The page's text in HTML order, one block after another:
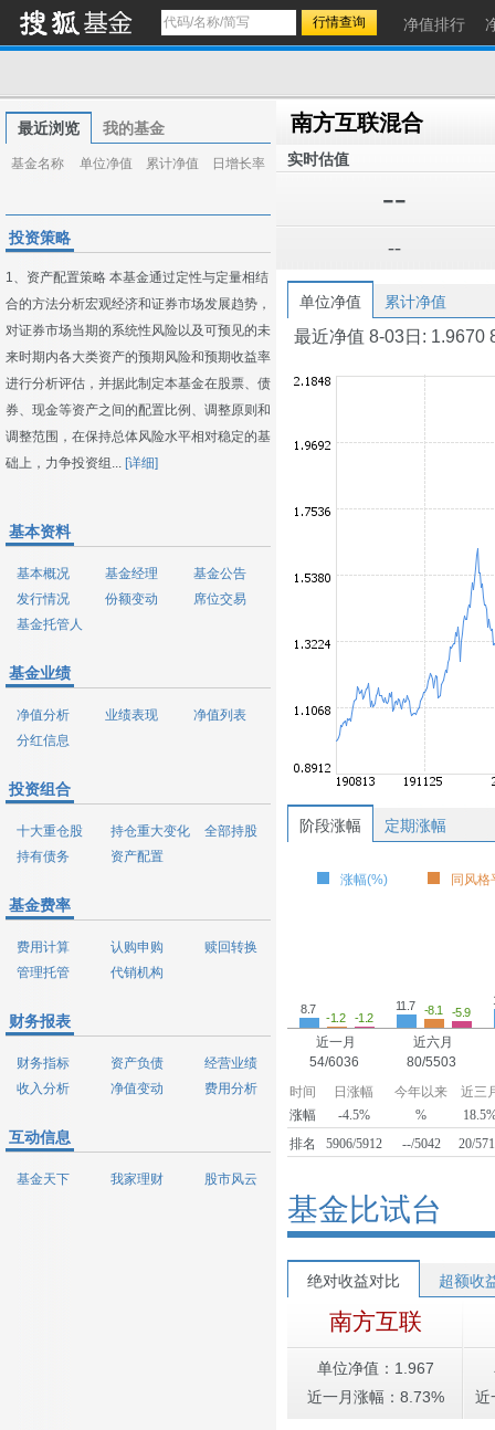
净值排行
最近浏览 我的基金
基金名称 单位净值 累计净值 日增长率
投资策略
1、资产配置策略 本基金通过定性与定量相结
合的方法分析宏观经济和证券市场发展趋势，
对证券市场当期的系统性风险以及可预见的未
来时期内各大类资产的预期风险和预期收益率
进行分析评估，并据此制定本基金在股票、债
券、现金等资产之间的配置比例、调整原则和
调整范围，在保持总体风险水平相对稳定的基
础上，力争投资组... [详细]
基本资料
基本概况 基金经理
基金公告
发行情况
份额变动
席位交易
基金托管人
基金业绩
净值分析 业绩表现
净值列表
分红信息
投资组合
十大重仓股 持仓重大变化
全部持股
持有债务
资产配置
基金费率
费用计算 认购申购
赎回转换
管理托管
代销机构
财务报表
财务指标 资产负债
经营业绩
收入分析
净值变动 费用分析
互动信息
基金天下 我家理财 股市风云
南方互联混合
实时估值
--
--
单位净值 累计净值
最近净值 8-03日: 1.9670
阶段涨幅 定期涨幅
涨幅(%) 同风格
8.7
-1.2 -1.2
近一月
54/6036
11.7 -8.1 -5.9
近六月
80/5503
时间 日涨幅 今年以来
近三
涨幅
-4.5% %
排名
5906/5912 --/5042 20/
基金比试台
绝对收益对比 超额收
南方互联
单位净值：1.967
近一月涨幅：8.73%
近